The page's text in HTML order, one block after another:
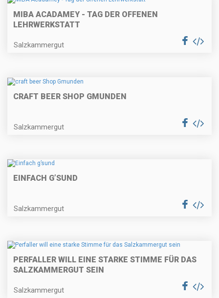
MIBA ACADAMEY - TAG DER OFFENEN
LEHRWERKSTATT
Salzkammergut
CRAFT BEER SHOP GMUNDEN
Salzkammergut
EINFACH G’SUND
Salzkammergut
PERFALLER WILL EINE STARKE STIMME FÜR DAS
SALZKAMMERGUT SEIN
Salzkammergut